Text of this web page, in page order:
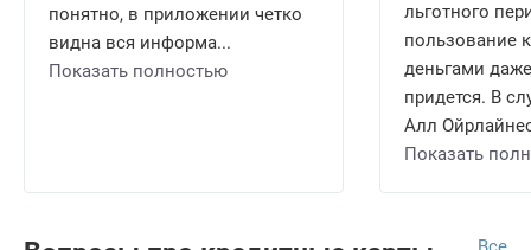
понятно, в приложении четко
видна вся информа...
Показать полностью
льготного
пользование
деньгами
придется. В
Алл
Показать